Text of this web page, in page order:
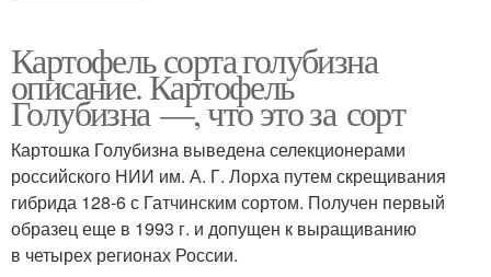
Картофель сорта голубизна
описание. Картофель
Голубизна —, что это за сорт
Картошка Голубизна выведена селекционерами
российского НИИ им. А. Г. Лорха путем скрещивания
гибрида 128-6 с Гатчинским сортом. Получен первый
образец еще в 1993 г. и допущен к выращиванию
в четырех регионах России.